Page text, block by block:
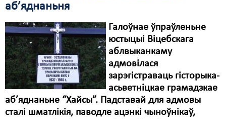
аб’яднаньня
Галоўнае ўпраўленьне
юстыцыі Віцебскага
аблвыканкаму
адмовілася
зарэгістраваць гісторыка-
асьветніцкае грамадзкае
аб’яднаньне “Хайсы”. Падставай для адмовы
сталі шматлікія, паводле ацэнкі чыноўнікаў,